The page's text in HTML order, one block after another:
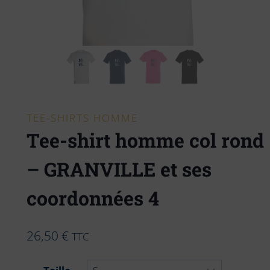
TEE-SHIRTS HOMME
Tee-shirt homme col rond
– GRANVILLE et ses
coordonnées 4
26,50 € TTC